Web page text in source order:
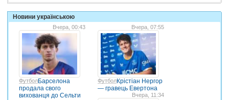
Новини українською
Вчера, 00:43
ФутболБарселона
продала свого
вихованця до Сельти
Вчера, 07:55
ФутболКрістіан Нергор
— гравець Евертона
Вчера, 11:34